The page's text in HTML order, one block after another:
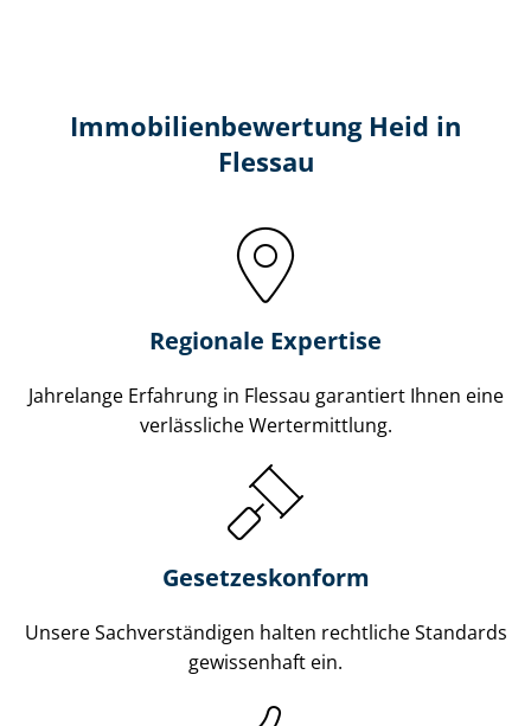
Immobilien­bewertung Heid in
Flessau
Regionale Expertise
Jahrelange Erfahrung in Flessau garantiert Ihnen eine
verlässliche Wertermittlung.
Gesetzes­konform
Unsere Sach­ver­stän­di­gen halten rechtliche Standards
gewissenhaft ein.